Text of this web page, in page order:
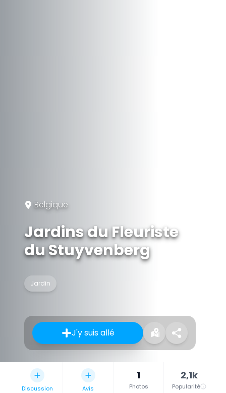
Belgique
Jardins du Fleuriste
du Stuyvenberg
Jardin
J'y suis allé
Discussion Avis
1
Photos
2,1k
Popularité